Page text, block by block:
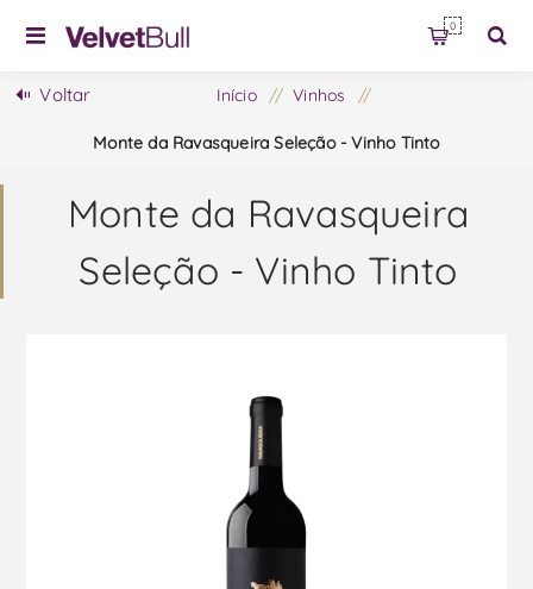
0
Voltar Início / Vinhos /
Monte da Ravasqueira Seleção - Vinho Tinto
Monte da Ravasqueira
Seleção - Vinho Tinto